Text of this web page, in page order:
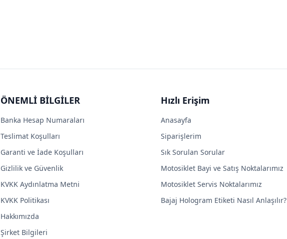
ÖNEMLİ BİLGİLER
Banka Hesap Numaraları
Teslimat Koşulları
Garanti ve İade Koşulları
Gizlilik ve Güvenlik
KVKK Aydınlatma Metni
KVKK Politikası
Hakkımızda
Şirket Bilgileri
Hızlı Erişim
Anasayfa
Siparişlerim
Sık Sorulan Sorular
Motosiklet Bayi ve Satış Noktalarımız
Motosiklet Servis Noktalarımız
Bajaj Hologram Etiketi Nasıl Anlaşılır?